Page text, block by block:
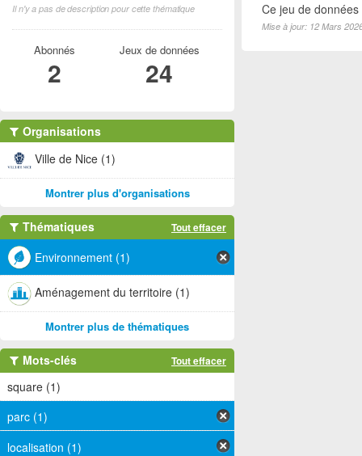
Ce jeu de
Mise à jour: 12 Mars
Il n'y a pas de description pour cette thématique
Abonnés
2
Jeux de données
24
Organisations
Ville de Nice (1)
Montrer plus d'organisations
Thématiques Tout effacer
Environnement (1)
Aménagement du territoire (1)
Montrer plus de thématiques
Mots-clés Tout effacer
square (1)
parc (1)
localisation (1)